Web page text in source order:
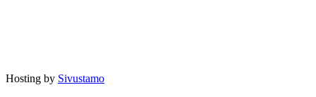
Hosting by Sivustamo